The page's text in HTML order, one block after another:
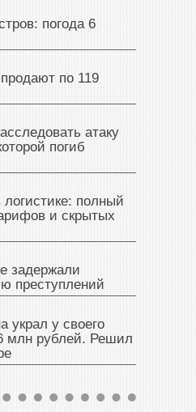
погода 6
по 119
атаку
погиб
полный
и скрытых
задержали
преступлений
украл у своего
млн рублей. Решил